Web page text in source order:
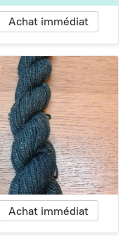
Achat immédiat
Achat immédiat